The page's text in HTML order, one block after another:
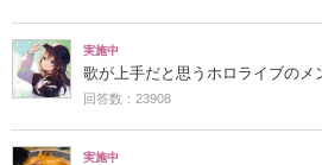
実施中
歌が上手だと思うホロライブのメ
回答数：23908
実施中